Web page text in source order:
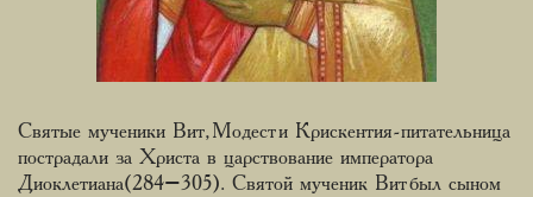
Святые мученики Вит, Модест и Крискентия-питательница
пострадали за Христа в царствование императора
Диоклетиана(284–305). Святой мученик Вит был сыном